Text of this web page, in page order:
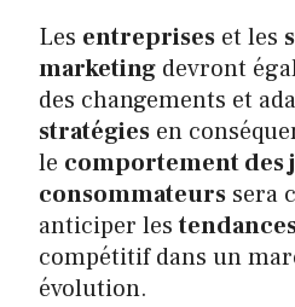
Les entreprises et les
marketing devront
des changements et
stratégies en
le comportement des
consommateurs sera
anticiper les
compétitif dans un
évolution.